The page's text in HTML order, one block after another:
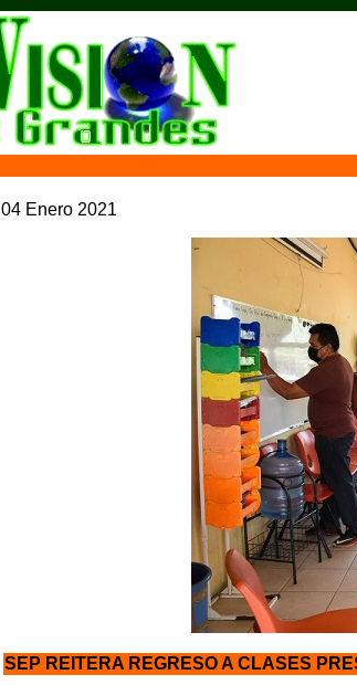
04 Enero 2021
SEP REITERA REGRESO A CLASES